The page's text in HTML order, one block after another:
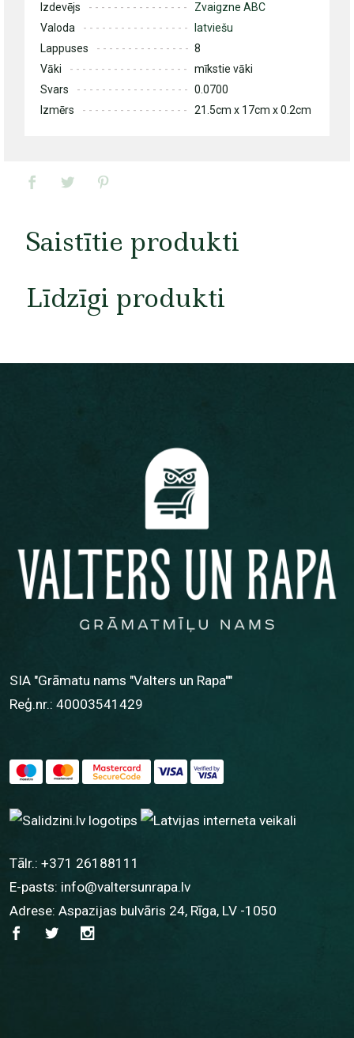
Izdevējs
Zvaigzne ABC
Valoda
latviešu
Lappuses
8
Vāki
mīkstie vāki
Svars
0.0700
Izmērs
21.5cm x 17cm x 0.2cm
Saistītie produkti
Līdzīgi produkti
SIA "Grāmatu nams "Valters un Rapa""
Reģ.nr.: 40003541429
Tālr.: +371 26188111
E-pasts: info@valtersunrapa.lv
Adrese: Aspazijas bulvāris 24, Rīga, LV -1050